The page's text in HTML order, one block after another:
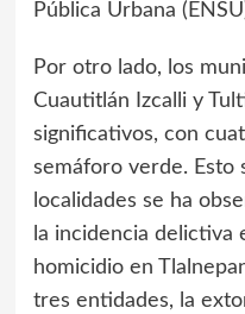
Pública Urbana
Por otro lado, los
Cuautitlán Izcalli y
significativos, con
semáforo verde. Esto
localidades se ha
la incidencia delictiva
homicidio en
tres entidades, la